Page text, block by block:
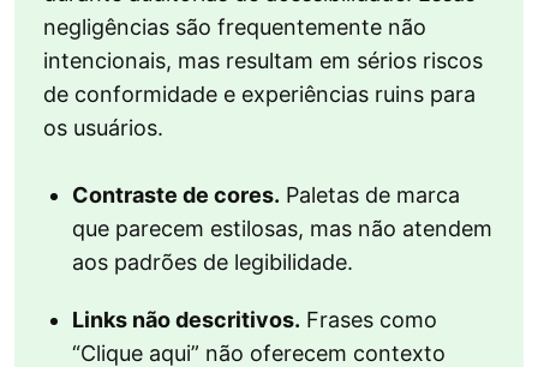
negligências são frequentemente não
intencionais, mas resultam em sérios riscos
de conformidade e experiências ruins para
os usuários.
Contraste de cores. Paletas de marca
que parecem estilosas, mas não atendem
aos padrões de legibilidade.
Links não descritivos. Frases como
“Clique aqui” não oferecem contexto